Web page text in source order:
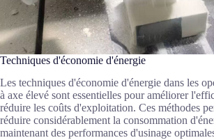
Techniques d'économie d'énergie
Les techniques d'économie d'énergie dans les
à axe élevé sont essentielles pour améliorer
réduire les coûts d'exploitation. Ces méthodes
réduire considérablement la consommation
maintenant des performances d'usinage